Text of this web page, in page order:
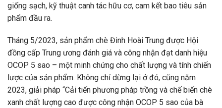
giống sạch, kỹ thuật canh tác hữu cơ, cam kết bao tiêu sản
phẩm đầu ra.
Tháng 5/2023, sản phẩm chè Đinh Hoài Trung được Hội
đồng cấp Trung ương đánh giá và công nhận đạt danh hiệu
OCOP 5 sao – một minh chứng cho chất lượng và tính chiến
lược của sản phẩm. Không chỉ dừng lại ở đó, cũng năm
2023, giải pháp “Cải tiến phương pháp trồng và chế biến chè
xanh chất lượng cao được công nhận OCOP 5 sao của bà